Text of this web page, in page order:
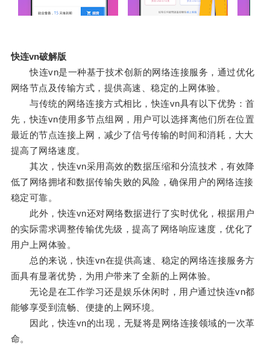
快连vn破解版
快连vn是一种基于技术创新的网络连接服务，通过优化
网络节点及传输方式，提供高速、稳定的上网体验。
与传统的网络连接方式相比，快连vn具有以下优势：首
先，快连vn使用多节点组网，用户可以选择离他们所在位置
最近的节点连接上网，减少了信号传输的时间和消耗，大大
提高了网络速度。
其次，快连vn采用高效的数据压缩和分流技术，有效降
低了网络拥堵和数据传输失败的风险，确保用户的网络连接
稳定可靠。
此外，快连vn还对网络数据进行了实时优化，根据用户
的实际需求调整传输优先级，提高了网络响应速度，优化了
用户上网体验。
总的来说，快连vn在提供高速、稳定的网络连接服务方
面具有显著优势，为用户带来了全新的上网体验。
无论是在工作学习还是娱乐休闲时，用户通过快连vn都
能够享受到流畅、便捷的上网环境。
因此，快连vn的出现，无疑将是网络连接领域的一次革
命。